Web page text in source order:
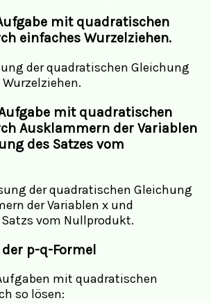
mit quadratischen
einfaches Wurzelziehen.
mit quadratischen
Ausklammern der Variablen
des Satzes vom
p-q-Formel
mit quadratischen
so lösen: